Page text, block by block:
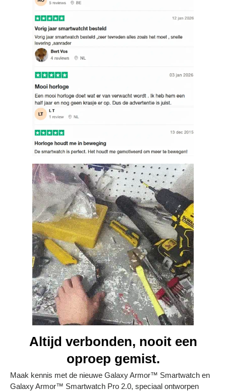
Privacy policy
Alle categorieën
Bestelling volgen
Vacatures bij Middo
Veelgestelde vragen
Servicevoorwaarden
Betaalmogelijkheden
Bestelling herroepen
Ruilen en retourneren
Bestellingen & levering
Algemene voorwaarden
Wij steunen KWF, doe je mee?
Altijd verbonden, nooit een
oproep gemist.
Maak kennis met de nieuwe Galaxy Armor™ Smartwatch en
Galaxy Armor™ Smartwatch Pro 2.0, speciaal ontworpen